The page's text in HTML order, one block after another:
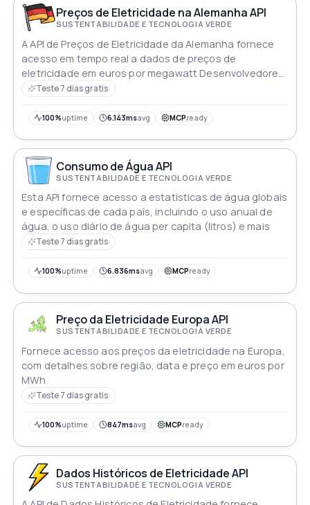
Preços de Eletricidade na Alemanha API
SUSTENTABILIDADE E TECNOLOGIA VERDE
A API de Preços de Eletricidade da Alemanha fornece
acesso em tempo real a dados de preços de
eletricidade em euros por megawatt Desenvolvedores
podem integrar essa API de forma simples em suas
atualizadas sobre os custos de eletricidade para
energia na Alemanha
Teste 7 dias gratis
100%uptime 6.143msavg MCPready
Consumo de Água API
SUSTENTABILIDADE E TECNOLOGIA VERDE
Esta API fornece acesso a estatísticas de água globais
e específicas de cada país, incluindo o uso anual de
água, o uso diário de água per capita (litros) e mais
Teste 7 dias gratis
100%uptime 6.836msavg MCPready
Preço da Eletricidade Europa API
SUSTENTABILIDADE E TECNOLOGIA VERDE
Fornece acesso aos preços da eletricidade na Europa,
com detalhes sobre região, data e preço em euros por
MWh
Teste 7 dias gratis
100%uptime 847msavg MCPready
Dados Históricos de Eletricidade API
SUSTENTABILIDADE E TECNOLOGIA VERDE